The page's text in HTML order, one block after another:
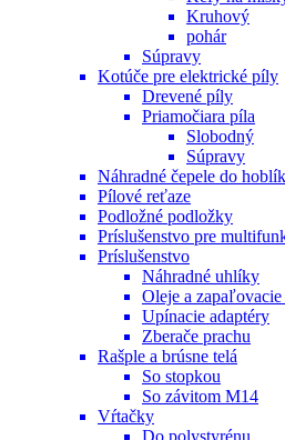
Kruhový
pohár
Súpravy
Kotúče pre elektrické píly
Drevené píly
Priamočiara píla
Slobodný
Súpravy
Náhradné čepele do
Pílové reťaze
Podložné podložky
Príslušenstvo pre
Príslušenstvo
Náhradné uhlíky
Oleje a
Upínacie adaptéry
Zberače prachu
Rašple a brúsne telá
So stopkou
So závitom M14
Vŕtačky
Do polystyrénu